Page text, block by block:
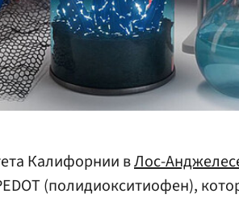
Калифорнии вЛос-
(полидиокситиофен),